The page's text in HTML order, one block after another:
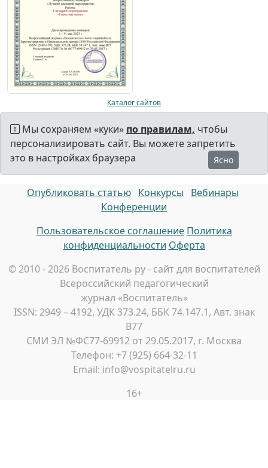
Каталог сайтов
Мы сохраняем «куки» по правилам, чтобы
персонализировать сайт. Вы можете запретить
это в настройках браузера
Ясно
Опубликовать статью Конкурсы
Вебинары
Конференции
Пользовательское соглашение Политика
конфиденциальности Оферта
© 2010 - 2026 Воспитатель ру - сайт для воспитателей
Всероссийский педагогический
журнал «Воспитатель»
ISSN: 2949 – 4192, УДК 373.24, ББК 74.147.1, Авт. знак
В77
СМИ ЭЛ №ФС77-69912 от 29.05.2017, г. Москва
Телефон: +7 (925) 664-32-11
Email: info@vospitatelru.ru
16+